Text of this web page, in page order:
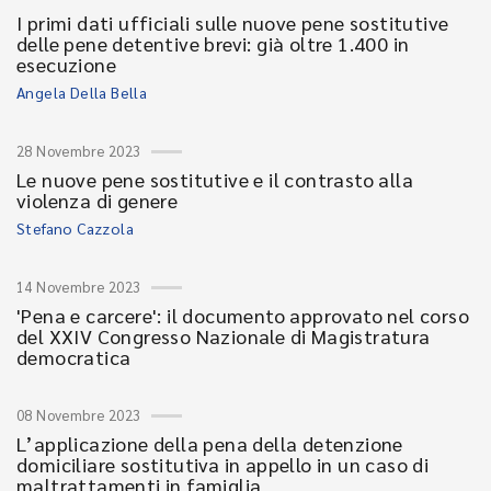
I primi dati ufficiali sulle nuove pene sostitutive
delle pene detentive brevi: già oltre 1.400 in
esecuzione
Angela Della Bella
28 Novembre 2023
Le nuove pene sostitutive e il contrasto alla
violenza di genere
Stefano Cazzola
14 Novembre 2023
'Pena e carcere': il documento approvato nel corso
del XXIV Congresso Nazionale di Magistratura
democratica
08 Novembre 2023
L’applicazione della pena della detenzione
domiciliare sostitutiva in appello in un caso di
maltrattamenti in famiglia